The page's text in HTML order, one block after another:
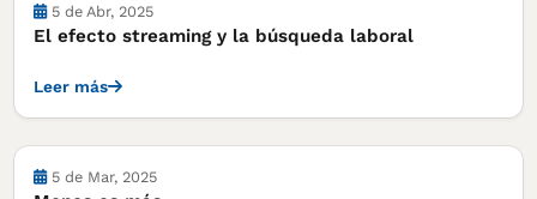
Notas
5 de Abr, 2025
El efecto streaming y la búsqueda laboral
Leer más
Notas
5 de Mar, 2025